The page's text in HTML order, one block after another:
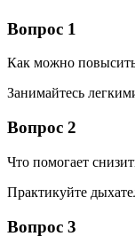
Вопрос 1
Как можно
Занимайтесь
Вопрос 2
Что помогает
Практикуйте
Вопрос 3